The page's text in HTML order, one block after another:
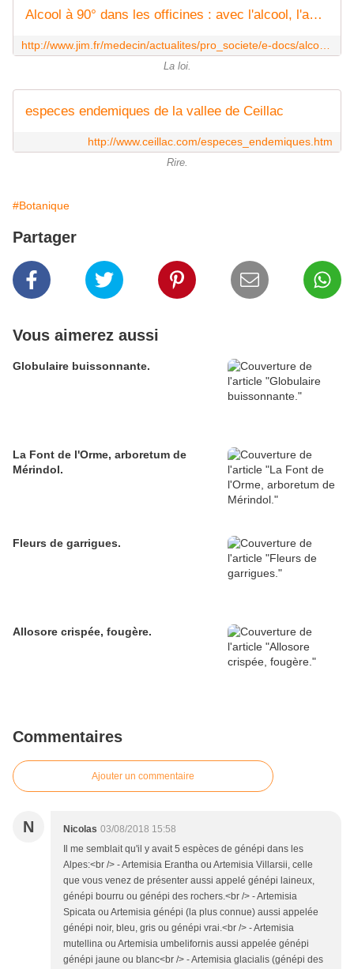
Alcool à 90° dans les officines : avec l'alcool, l'administration est plus folle !
La loi.
especes endemiques de la vallee de Ceillac
http://www.ceillac.com/especes_endemiques.htm
Rire.
#Botanique
Partager
Vous aimerez aussi
Globulaire buissonnante.
La Font de l'Orme, arboretum de
Mérindol.
Fleurs de garrigues.
Allosore crispée, fougère.
Commentaires
Ajouter un commentaire
N Nicolas 03/08/2018 15:58
Il me semblait qu'il y avait 5 espèces de génépi dans les
Alpes:<br /> - Artemisia Erantha ou Artemisia Villarsii, celle
que vous venez de présenter aussi appelé génépi laineux,
génépi bourru ou génépi des rochers.<br /> - Artemisia
Spicata ou Artemisia génépi (la plus connue) aussi appelée
génépi noir, bleu, gris ou génépi vrai.<br /> - Artemisia
mutellina ou Artemisia umbelifornis aussi appelée génépi
génépi jaune ou blanc<br /> - Artemisia glacialis (génépi des